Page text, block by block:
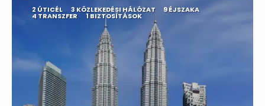
2 ÚTICÉL 3 KÖZLEKEDÉSI HÁLÓZAT 9 ÉJSZAKA
4 TRANSZFER 1 BIZTOSÍTÁSOK